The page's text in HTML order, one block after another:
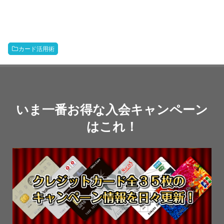
カード活用術
いま一番お得な入会キャンペーン
はこれ！